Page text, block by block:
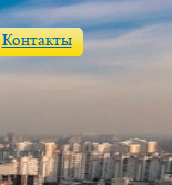
Контакты